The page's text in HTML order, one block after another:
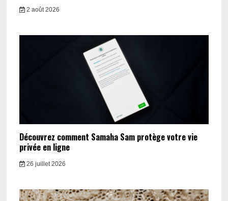
2 août 2026
Découvrez comment Samaha Sam protège votre vie
privée en ligne
26 juillet 2026